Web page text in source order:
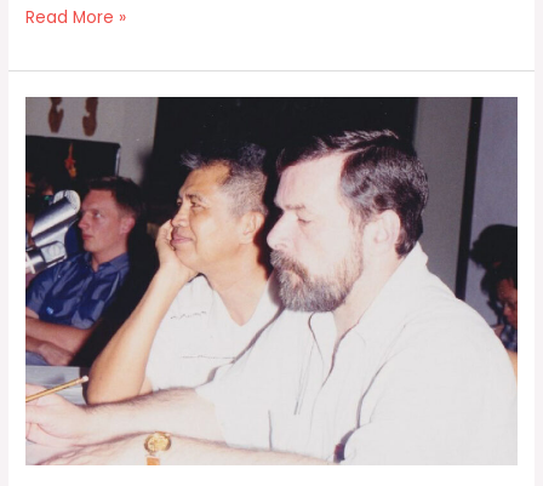
c
e
b
o
o
k
p
y
Li
n
k
e
Read More »
ทำไม
ต้อง
ฝึก
Scenario
Planning
:
และ
กระบวนการ
ปั้น
แต่ง
อนาคต
สังคม